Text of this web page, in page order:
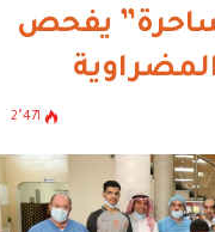
يفحص
2٬471